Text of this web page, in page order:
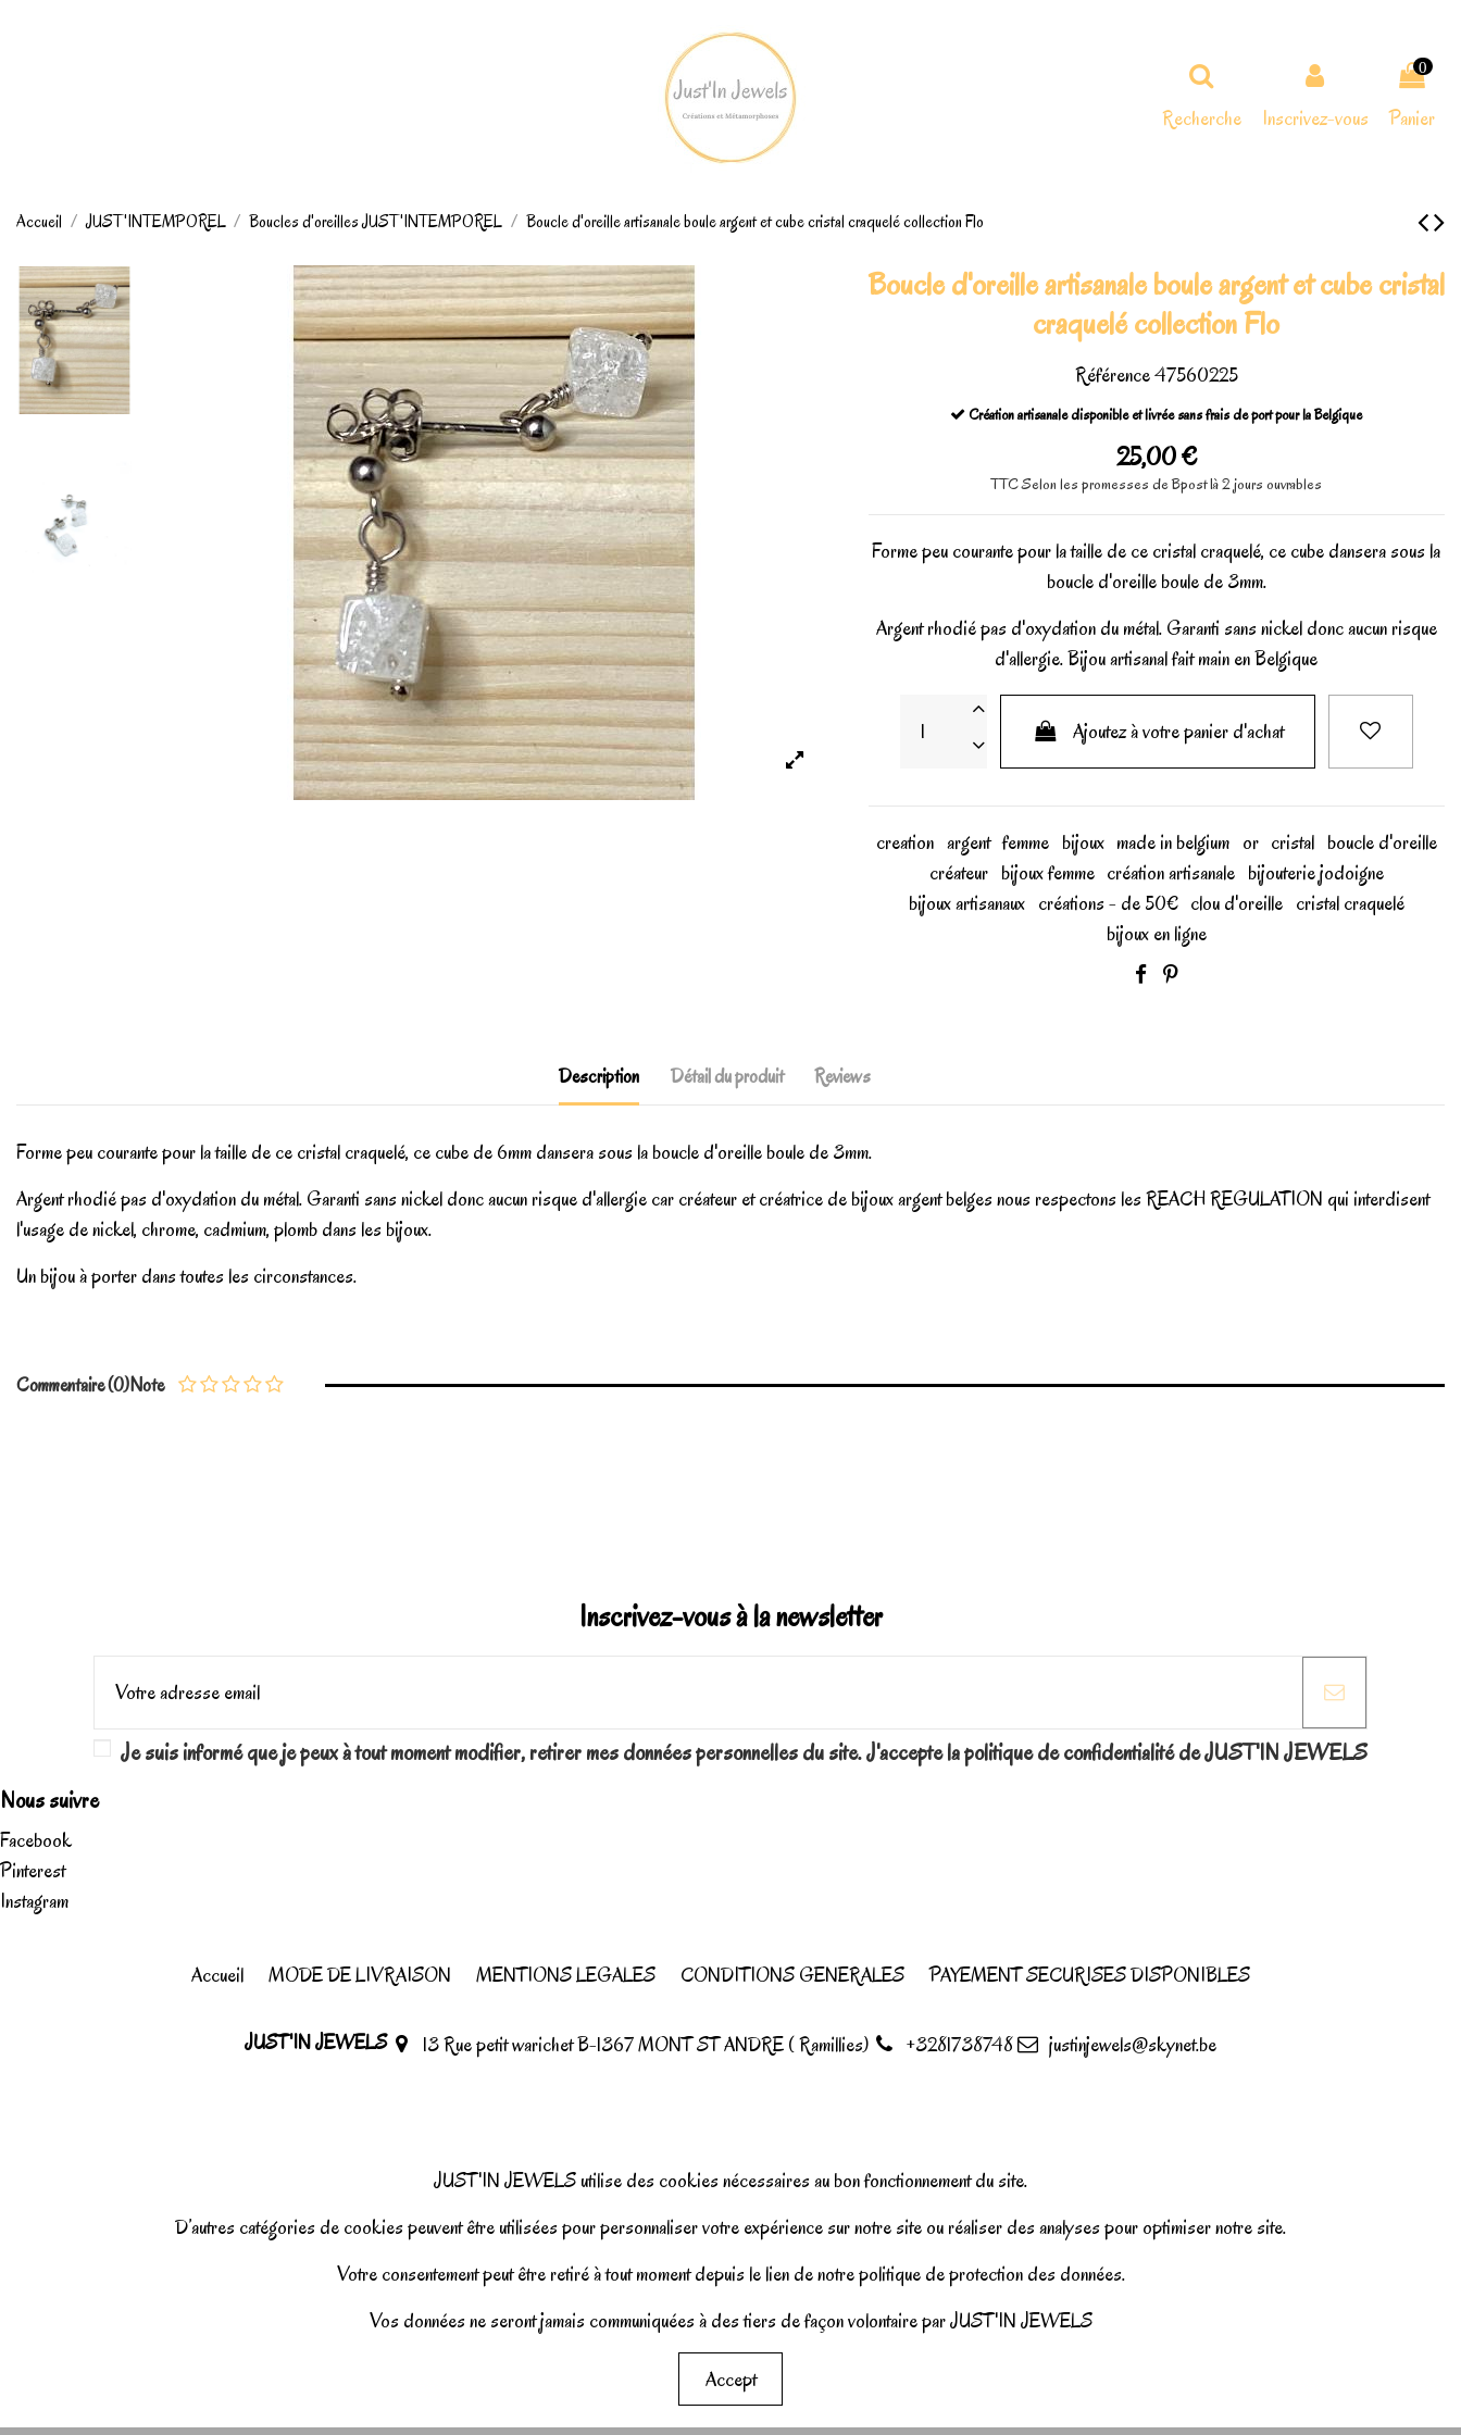
Recherche Inscrivez-vous
0
Panier
Accueil JUST'INTEMPOREL Boucles d'oreilles JUST'INTEMPOREL Boucle d'oreille artisanale boule argent et cube cristal craquelé collection Flo
Boucle d'oreille artisanale boule argent et cube cristal
craquelé collection Flo
Référence47560225
Création artisanale disponible et livrée sans frais de port pour la Belgique
25,00 €
TTCSelon les promesses de Bpost 1à 2 jours ouvrables
Forme peu courante pour la taille de ce cristal craquelé, ce cube dansera sous la
boucle d'oreille boule de 3mm.
Argent rhodié pas d'oxydation du métal. Garanti sans nickel donc aucun risque
d'allergie. Bijou artisanal fait main en Belgique
Ajoutez à votre panier d'achat
creation argent femme bijoux made in belgium or cristal boucle d'oreille
créateur bijoux femme création artisanale bijouterie jodoigne
bijoux artisanaux créations - de 50€ clou d'oreille cristal craquelé
bijoux en ligne
Description Détail du produit Reviews
Forme peu courante pour la taille de ce cristal craquelé, ce cube de 6mm dansera sous la boucle d'oreille boule de 3mm.
Argent rhodié pas d'oxydation du métal. Garanti sans nickel donc aucun risque d'allergie car créateur et créatrice de bijoux argent belges nous respectons les REACH REGULATION qui interdisent
l'usage de nickel, chrome, cadmium, plomb dans les bijoux.
Un bijou à porter dans toutes les circonstances.
Note
Commentaire (0)
Inscrivez-vous à la newsletter
Je suis informé que je peux à tout moment modifier, retirer mes données personnelles du site. J'accepte la politique de confidentialité de JUST'IN JEWELS
Nous suivre
Facebook
Pinterest
Instagram
Accueil MODE DE LIVRAISON MENTIONS LEGALES CONDITIONS GENERALES PAYEMENT SECURISES DISPONIBLES
JUST'IN JEWELS 13 Rue petit warichet B-1367 MONT ST ANDRE ( Ramillies) +3281738748 justinjewels@skynet.be
JUST'IN JEWELS utilise des cookies nécessaires au bon fonctionnement du site.
D’autres catégories de cookies peuvent être utilisées pour personnaliser votre expérience sur notre site ou réaliser des analyses pour optimiser notre site.
Votre consentement peut être retiré à tout moment depuis le lien de notre politique de protection des données.
Vos données ne seront jamais communiquées à des tiers de façon volontaire par JUST'IN JEWELS
Accept